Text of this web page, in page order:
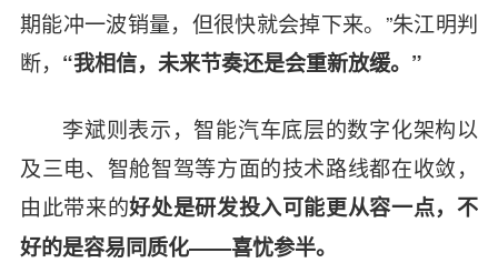
期能冲一波销量，但很快就会掉下来。”朱江明判
断， “我相信，未来节奏还是会重新放缓。”
李斌则表示，智能汽车底层的数字化架构以
及三电、智舱智驾等方面的技术路线都在收敛，
由此带来的好处是研发投入可能更从容一点，不
好的是容易同质化——喜忧参半。